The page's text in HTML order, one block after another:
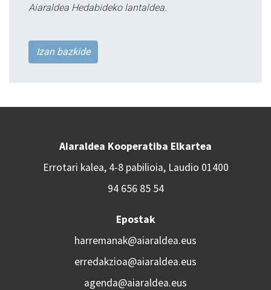
Aiaraldea Hedabideko lantaldea.
Izan bazkide
Aiaraldea Kooperatiba Elkartea
Errotari kalea, 4-8 pabilioia, Laudio 01400
94 656 85 54
Epostak
harremanak@aiaraldea.eus
erredakzioa@aiaraldea.eus
agenda@aiaraldea.eus